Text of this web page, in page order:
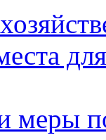
меры